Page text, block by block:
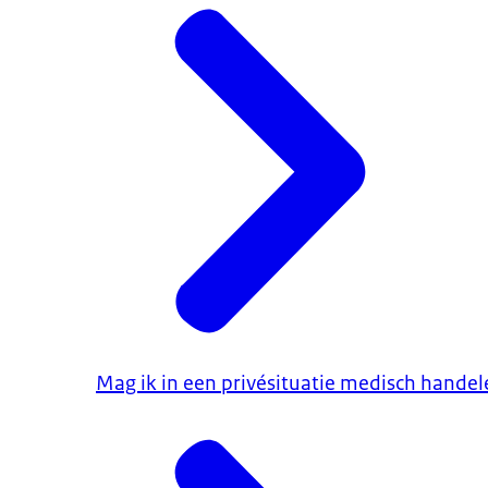
Mag ik in een privésituatie medisch